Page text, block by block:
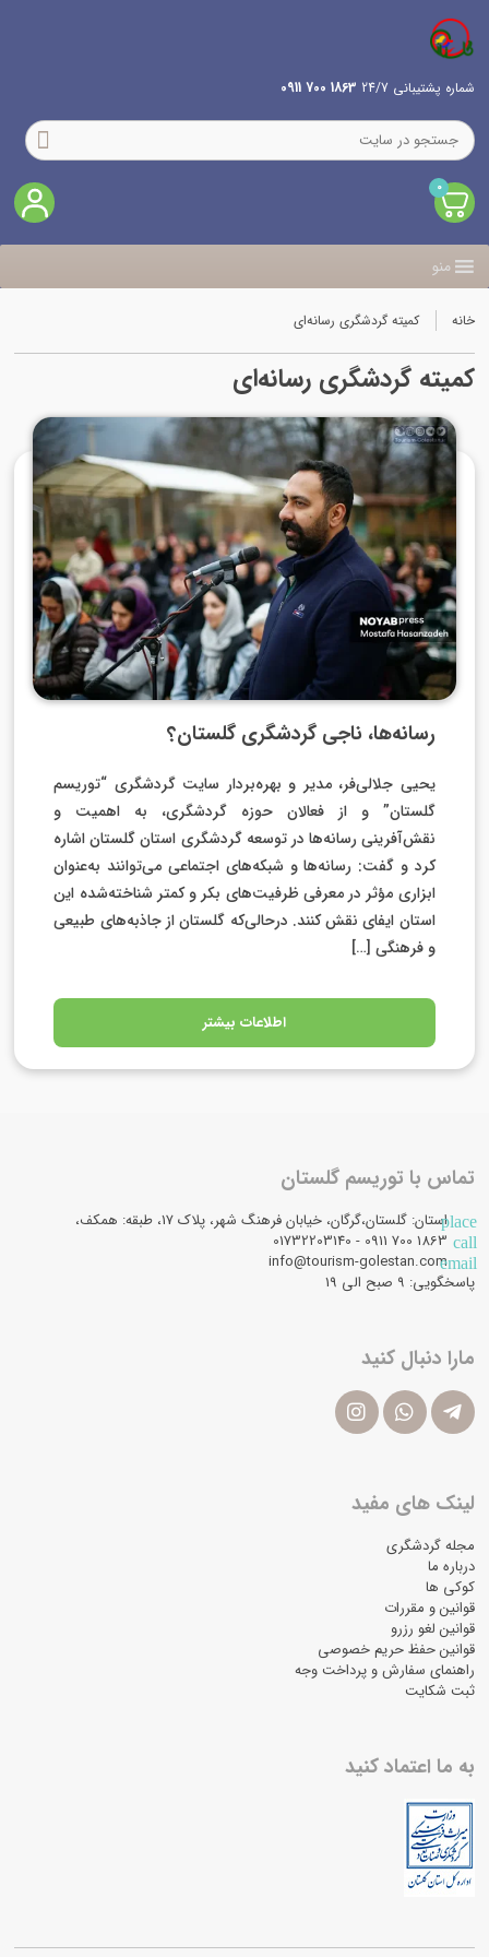
شماره پشتیبانی 24/7 1863 700 0911
0
منو
خانه کمیته گردشگری رسانه‌ای
کمیته گردشگری رسانه‌ای
رسانه‌ها، ناجی گردشگری گلستان؟
یحیی جلالی‌فر، مدیر و بهره‌بردار سایت گردشگری “توریسم
گلستان” و از فعالان حوزه گردشگری، به اهمیت و
نقش‌آفرینی رسانه‌ها در توسعه گردشگری استان گلستان اشاره
کرد و گفت: رسانه‌ها و شبکه‌های اجتماعی می‌توانند به‌عنوان
ابزاری مؤثر در معرفی ظرفیت‌های بکر و کمتر شناخته‌شده این
استان ایفای نقش کنند. درحالی‌که گلستان از جاذبه‌های طبیعی
و فرهنگی […]
اطلاعات بیشتر
تماس با توریسم گلستان
placeاستان: گلستان،گرگان، خیابان فرهنگ شهر، پلاک 17، طبقه: همکف،
call
email
info@tourism-golestan.com
پاسخگویی: ۹ صبح الی 19
مارا دنبال کنید
لینک های مفید
مجله گردشگری
درباره ما
کوکی ها
قوانین و مقررات
قوانین لغو رزرو
قوانین حفظ حریم خصوصی
راهنمای سفارش و پرداخت وجه
ثبت شکایت
به ما اعتماد کنید